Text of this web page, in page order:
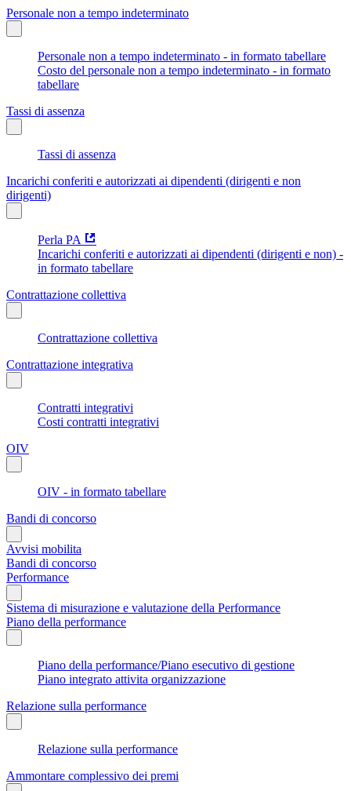
Personale non a tempo indeterminato
Personale non a tempo indeterminato - in formato tabellare
Costo del personale non a tempo indeterminato - in formato
tabellare
Tassi di assenza
Tassi di assenza
Incarichi conferiti e autorizzati ai dipendenti (dirigenti e non
dirigenti)
Perla PA
Incarichi conferiti e autorizzati ai dipendenti (dirigenti e non) -
in formato tabellare
Contrattazione collettiva
Contrattazione collettiva
Contrattazione integrativa
Contratti integrativi
Costi contratti integrativi
OIV
OIV - in formato tabellare
Bandi di concorso
Avvisi mobilita
Bandi di concorso
Performance
Sistema di misurazione e valutazione della Performance
Piano della performance
Piano della performance/Piano esecutivo di gestione
Piano integrato attivita organizzazione
Relazione sulla performance
Relazione sulla performance
Ammontare complessivo dei premi